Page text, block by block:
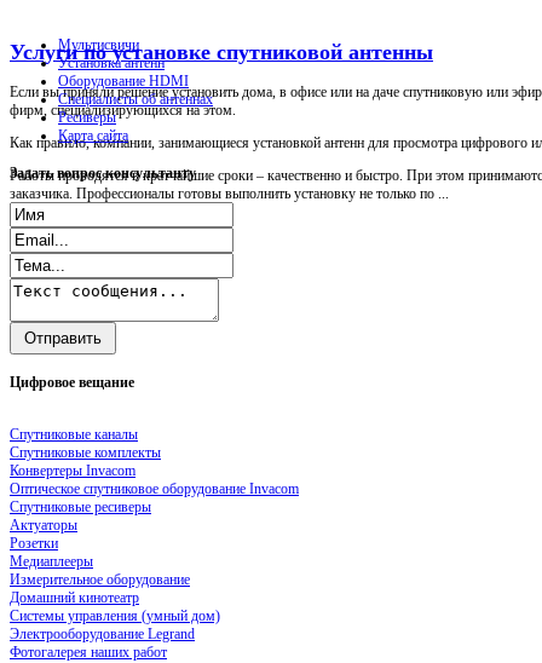
Услуги по установке спутниковой антенны
Если вы приняли решение установить дома, в офисе или на даче спутниковую или
фирм, специализирующихся на этом.
Как правило, компании, занимающиеся установкой антенн для просмотра цифрового
Работы проводятся в кратчайшие сроки – качественно и быстро. При этом
заказчика. Профессионалы готовы выполнить установку не только по ...
Мультисвичи
Установка антенн
Оборудование HDMI
Специалисты об антеннах
Ресиверы
Карта сайта
Задатьвопрос консультанту
Цифровое вещание
Спутниковые каналы
Спутниковые комплекты
Конвертеры Invacom
Оптическое спутниковое оборудование Invacom
Спутниковые ресиверы
Актуаторы
Розетки
Медиаплееры
Измерительное оборудование
Домашний кинотеатр
Системы управления (умный дом)
Электрооборудование Legrand
Фотогалерея наших работ